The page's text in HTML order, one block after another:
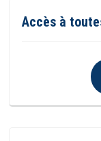
Accès à